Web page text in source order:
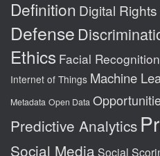
Definition Digital Rights
Defense
Ethics Facial Recognition
Internet of Things Machine
Metadata Open Data
Predictive Analytics
Social Media Social